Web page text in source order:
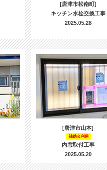
[唐津市松南町]
キッチン水栓交換工事
2025.05.28
[唐津市山本]
補助金利用
内窓取付工事
2025.05.20